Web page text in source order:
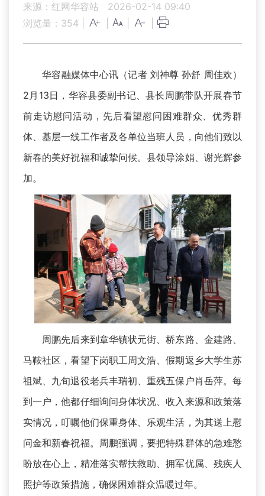
来源：红网华容站
2026-02-14 09:40
浏览量： 354
华容融媒体中心讯（记者 刘神尊 孙舒 周佳欢）
2月13日，华容县委副书记、县长周鹏带队开展春节
前走访慰问活动，先后看望慰问困难群众、优秀群
体、基层一线工作者及各单位当班人员，向他们致以
新春的美好祝福和诚挚问候。县领导涂娟、谢光辉参
加。
周鹏先后来到章华镇状元街、桥东路、金建路、
马鞍社区，看望下岗职工周文浩、假期返乡大学生苏
祖斌、九旬退役老兵丰瑞初、重残五保户肖岳萍。每
到一户，他都仔细询问身体状况、收入来源和政策落
实情况，叮嘱他们保重身体、乐观生活，为其送上慰
问金和新春祝福。周鹏强调，要把特殊群体的急难愁
盼放在心上，精准落实帮扶救助、拥军优属、残疾人
照护等政策措施，确保困难群众温暖过年。